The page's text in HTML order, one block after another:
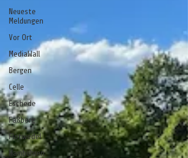
Neueste
Meldungen
Vor Ort
MediaWall
Bergen
Celle
Eschede
Faßberg
Flotwedel
Hambühren